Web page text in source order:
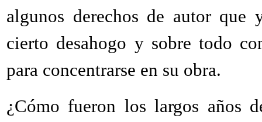
algunos derechos de autor
cierto desahogo y sobre todo
para concentrarse en su obra.
¿Cómo fueron los largos años